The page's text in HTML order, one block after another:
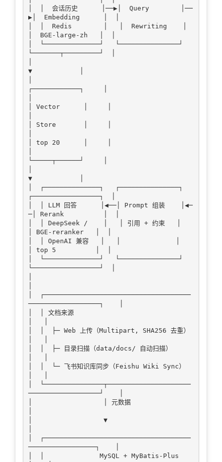
│  │  会话历史      │──▶│  Query        │──
▶│  Embedding      │  │
│  │  Redis        │   │  Rewriting    │
│  BGE-large-zh   │  │
│  └──────────────┘   └───────────────┘
└───────┬─────────┘  │
▼            │
┌────────────┐     │
│ Vector      │     │
│ Store       │     │
│ top 20      │     │
└─────┬──────┘     │
▼            │
│  ┌──────────────┐   ┌───────────────┐
┌─────────────────┐  │
│  │ LLM 回答      │◀──│ Prompt 组装    │◀─
─│ Rerank          │  │
│  │ DeepSeek /    │   │ 引用 + 约束   │
│ BGE-reranker   │  │
│  │ OpenAI 兼容   │   │              │
│ top 5          │  │
│  └──────────────┘   └───────────────┘
└─────────────────┘  │
│  ┌─────────────────────────────────────
──────────────────┐    │
│  │ 文档来源
│  │  ├─ Web 上传（Multipart, SHA256 去重）
│  │  ├─ 目录扫描（data/docs/ 自动扫描）
│  │  └─ 飞书知识库同步（Feishu Wiki Sync）
│  └───────────────┬─────────────────────
──────────────────┘    │
│                  │ 元数据
│                  ▼
│  ┌─────────────────────────────────────
─────────────────┐    │
│  │              MySQL + MyBatis-Plus